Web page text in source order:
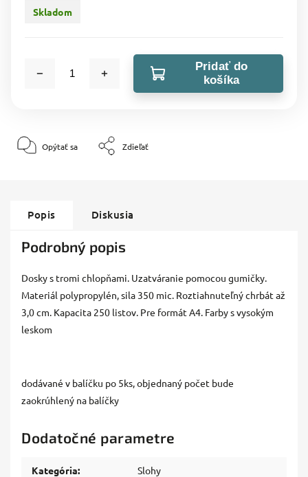
Skladom
Pridať do
košíka
Opýtať sa Zdieľať
Popis Diskusia
Podrobný popis
Dosky s tromi chlopňami. Uzatváranie pomocou gumičky.
Materiál polypropylén, sila 350 mic. Roztiahnuteľný chrbát až
3,0 cm. Kapacita 250 listov. Pre formát A4. Farby s vysokým
leskom
dodávané v balíčku po 5ks, objednaný počet bude
zaokrúhlený na balíčky
Dodatočné parametre
Kategória: Slohy